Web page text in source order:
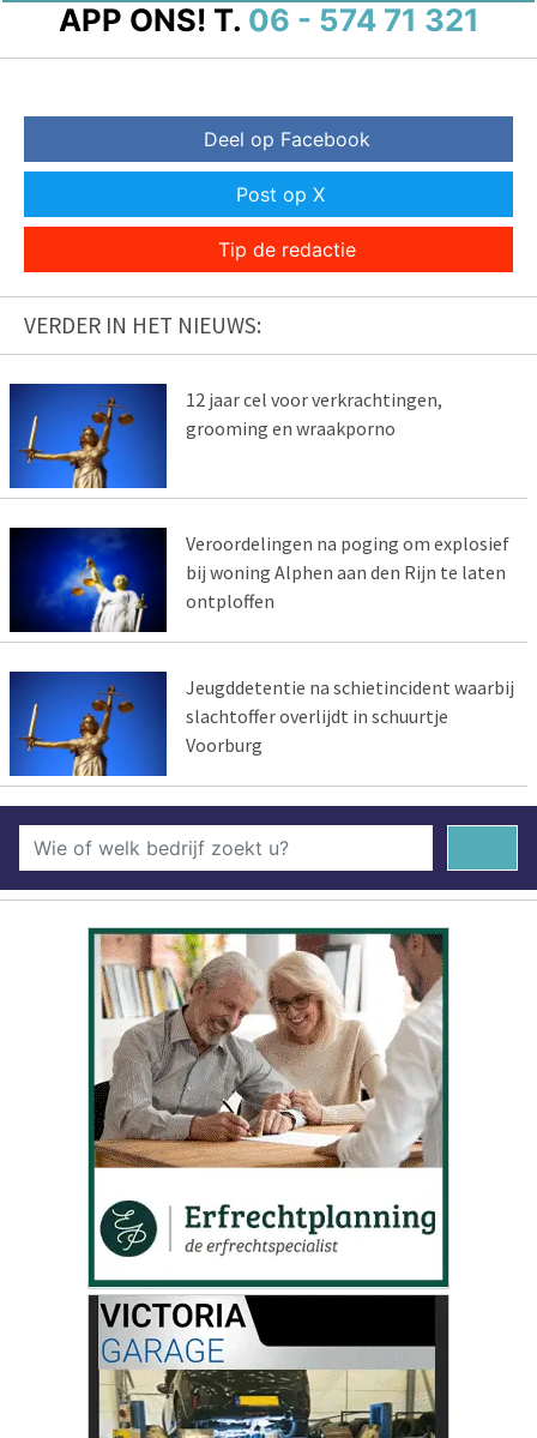
APP ONS! T. 06 - 574 71 321
Deel op Facebook
Post op X
Tip de redactie
VERDER IN HET NIEUWS:
12 jaar cel voor verkrachtingen,
grooming en wraakporno
Veroordelingen na poging om explosief
bij woning Alphen aan den Rijn te laten
ontploffen
Jeugddetentie na schietincident waarbij
slachtoffer overlijdt in schuurtje
Voorburg